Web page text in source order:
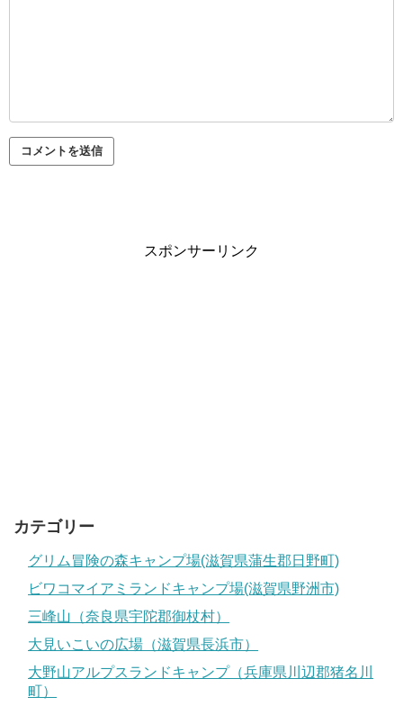
スポンサーリンク
カテゴリー
グリム冒険の森キャンプ場(滋賀県蒲生郡日野町)
ビワコマイアミランドキャンプ場(滋賀県野洲市)
三峰山（奈良県宇陀郡御杖村）
大見いこいの広場（滋賀県長浜市）
大野山アルプスランドキャンプ（兵庫県川辺郡猪名川
町）